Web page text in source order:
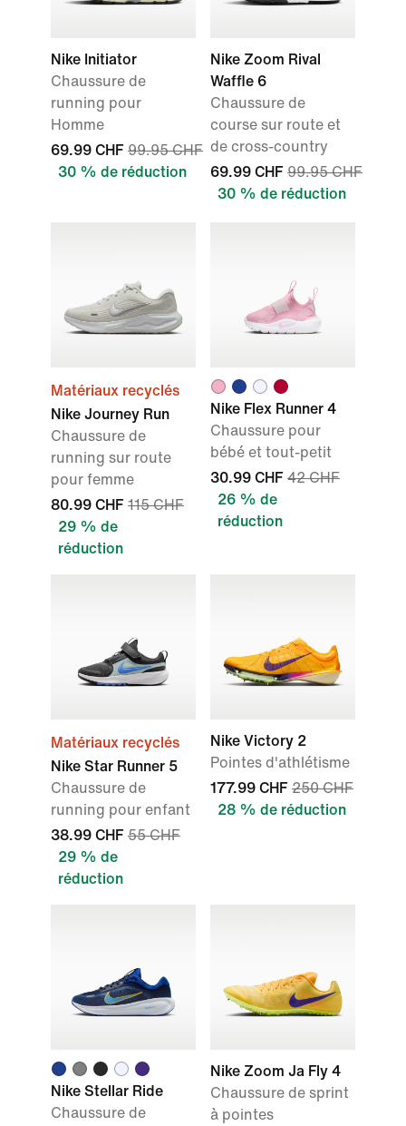
Nike Initiator
Chaussure de
running pour
Homme
69.99 CHF 99.95 CHF
30 % de réduction
Nike Zoom Rival
Waffle 6
Chaussure de
course sur route et
de cross-country
69.99 CHF 99.95 CHF
30 % de réduction
Matériaux recyclés
Nike Journey Run
Chaussure de
running sur route
pour femme
80.99 CHF 115 CHF
29 % de
réduction
Nike Flex Runner 4
Chaussure pour
bébé et tout-petit
30.99 CHF 42 CHF
26 % de
réduction
Matériaux recyclés
Nike Star Runner 5
Chaussure de
running pour enfant
38.99 CHF 55 CHF
29 % de
réduction
Nike Victory 2
Pointes d'athlétisme
177.99 CHF 250 CHF
28 % de réduction
Nike Stellar Ride
Chaussure de
Nike Zoom Ja Fly 4
Chaussure de sprint
à pointes